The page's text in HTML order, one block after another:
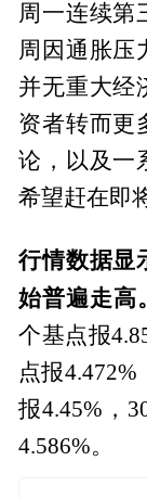
周一连续第
周因通胀压
并无重大经
资者转而更
论，以及一
希望赶在即
行情数据显
始普遍走高
个基点报
点报
报4.45%，
4.586%。